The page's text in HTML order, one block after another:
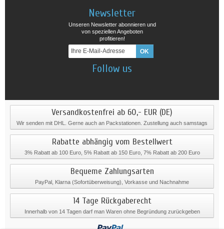
Newsletter
Unseren Newsletter abonnieren und
von speziellen Angeboten
profitieren!
Follow us
Versandkostenfrei ab 60,- EUR (DE)
Wir senden mit DHL. Gerne auch an Packstationen. Zustellung auch samstags
Rabatte abhängig vom Bestellwert
3% Rabatt ab 100 Euro, 5% Rabatt ab 150 Euro, 7% Rabatt ab 200 Euro
Bequeme Zahlungsarten
PayPal, Klarna (Sofortüberweisung), Vorkasse und Nachnahme
14 Tage Rückgaberecht
Innerhalb von 14 Tagen darf man Waren ohne Begründung zurückgeben